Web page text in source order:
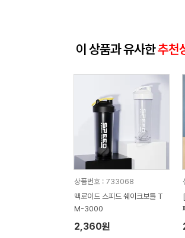
이 상품과 유사한추천
상품번호 : 733068
맥로이드 스피드 쉐이크보틀 T
M-3000
2,360원